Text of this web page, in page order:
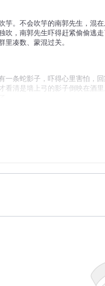
竽。不会吹竽的南郭先生，混在
吹，南郭先生吓得赶紧偷偷逃走
里凑数、蒙混过关。
一条蛇影子，吓得心里害怕，回
看清是墙上弓的影子倒映在酒里
倒爬到树上去找鱼。
鱼，这样做再努力也没用。
，去抵挡强大的对手。